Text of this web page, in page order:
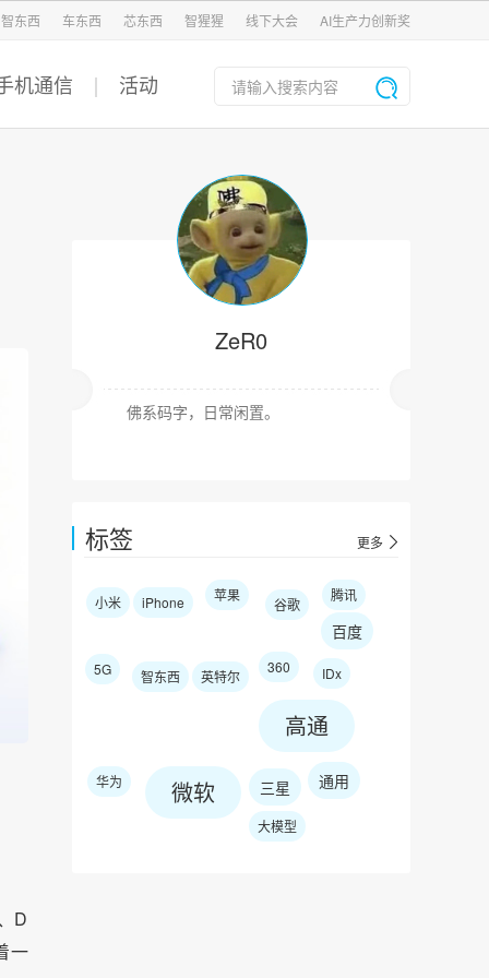
智东西 车东西 芯东西 智猩猩 线下大会 AI生产力创新奖
机通信 活动
ZeR0
佛系码字，日常闲置。
标签 更多
小米 iPhone 苹果
谷歌
腾讯
百度
5G 智东西 英特尔
360 IDx
高通
华为 微软 三星 通用
大模型
D
一